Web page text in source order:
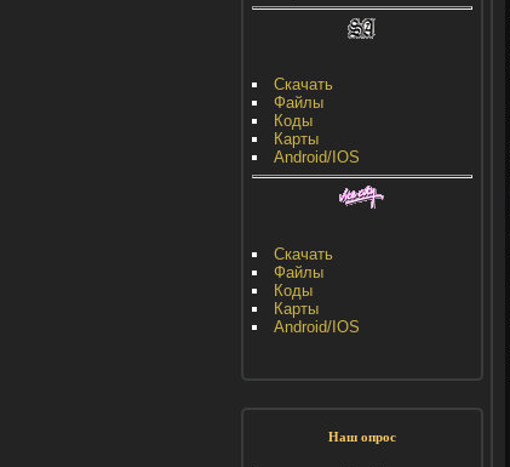
Скачать
Файлы
Коды
Карты
Android/IOS
Скачать
Файлы
Коды
Карты
Android/IOS
Наш опрос